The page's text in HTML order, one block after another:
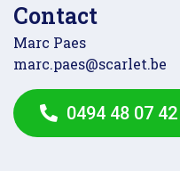
Contact
Marc Paes
marc.paes@scarlet.be
0494 48 07 42